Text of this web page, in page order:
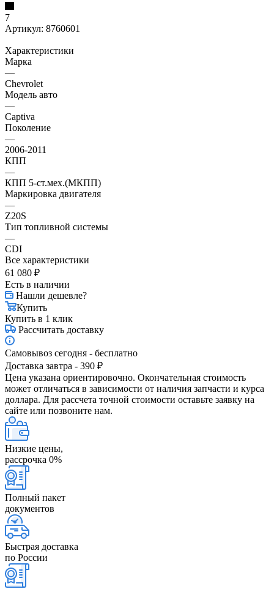
7
Артикул: 8760601
Характеристики
Марка
—
Chevrolet
Модель авто
—
Captiva
Поколение
—
2006-2011
КПП
—
КПП 5-ст.мех.(МКПП)
Маркировка двигателя
—
Z20S
Тип топливной системы
—
CDI
Все характеристики
61 080 ₽
Есть в наличии
Нашли дешевле?
Купить
Купить в 1 клик
Рассчитать доставку
Самовывоз сегодня - бесплатно
Доставка завтра - 390 ₽
Цена указана ориентировочно. Окончательная стоимость
может отличаться в зависимости от наличия запчасти и курса
доллара. Для рассчета точной стоимости оставьте заявку на
сайте или позвоните нам.
Низкие цены,
рассрочка 0%
Полный пакет
документов
Быстрая доставка
по России